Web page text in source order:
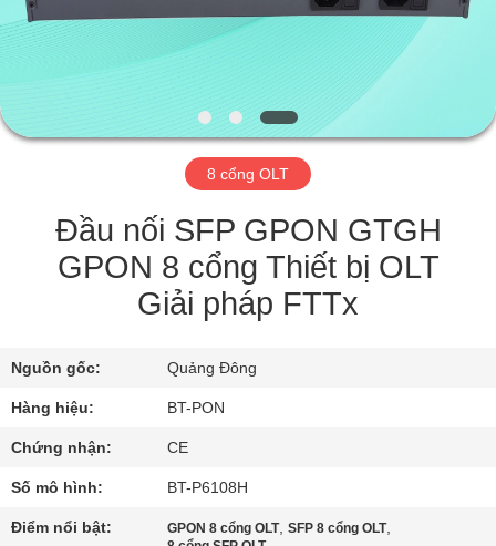
THAM
NHÀ
KIỂM
SOÁT
LIÊN
HỆ
CHÚNG
TÔI
8 cổng OLT
Đầu nối SFP GPON GTGH
GPON 8 cổng Thiết bị OLT
Giải pháp FTTx
Nguồn gốc: Quảng Đông
Hàng hiệu: BT-PON
Chứng nhận: CE
Số mô hình: BT-P6108H
Điểm nổi bật: GPON 8 cổng OLT,SFP 8 cổng OLT,